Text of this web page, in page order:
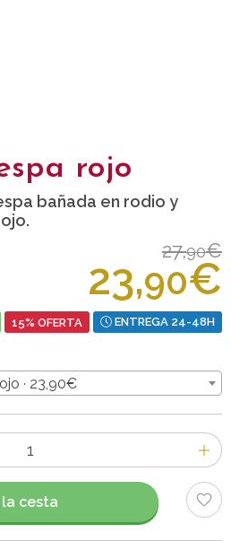
rojo
bañada en rodio y
27,90€
23,90€
15% OFERTA ENTREGA 24-48H
· 23,90€
cesta